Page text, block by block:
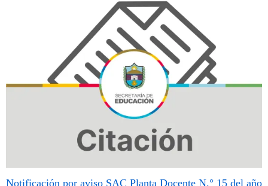
Notificación por aviso SAC Planta Docente N.° 15 del año